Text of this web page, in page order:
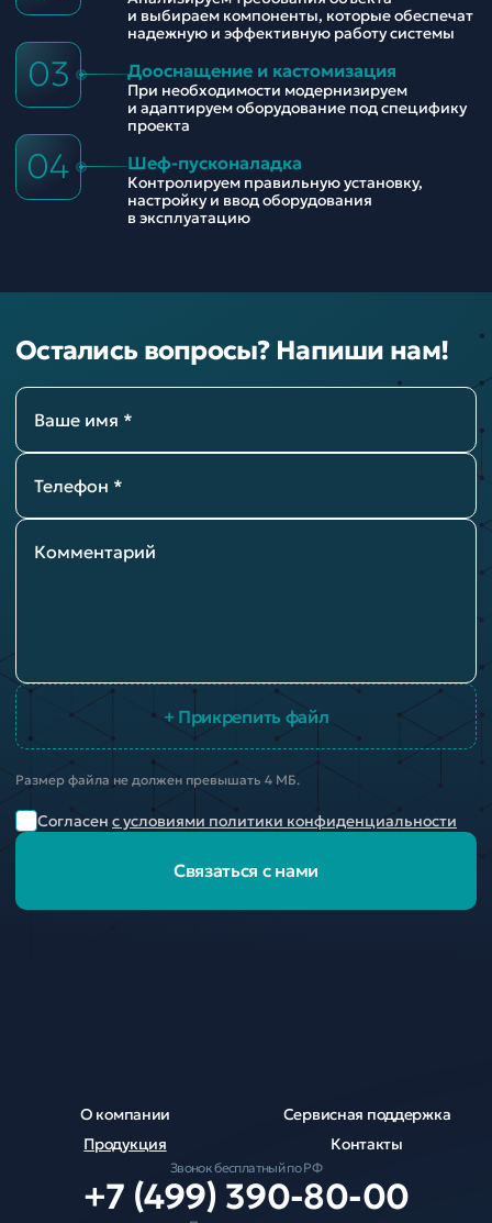
и выбираем компоненты, которые обеспечат
надежную и эффективную работу системы
03 Дооснащение и кастомизация
При необходимости модернизируем
и адаптируем оборудование под специфику
проекта
04 Шеф-пусконаладка
Контролируем правильную установку,
настройку и ввод оборудования
в эксплуатацию
Остались вопросы? Напиши нам!
Ваше имя *
Телефон *
Комментарий
+ Прикрепить файл
Размер файла не должен превышать 4 МБ.
Согласен с условиями политики конфиденциальности
Связаться с нами
О компании
Продукция
Сервисная поддержка
Контакты
Звонок бесплатный по РФ
+7 (499) 390-80-00